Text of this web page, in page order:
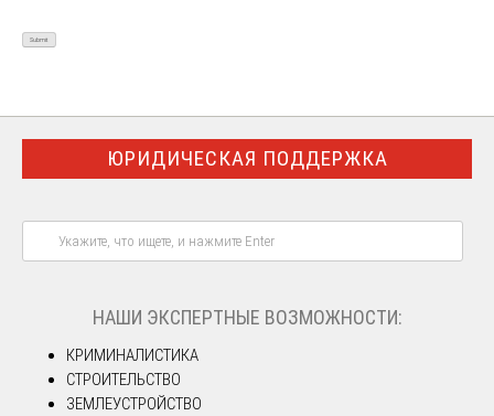
ЮРИДИЧЕСКАЯ ПОДДЕРЖКА
НАШИ ЭКСПЕРТНЫЕ ВОЗМОЖНОСТИ:
КРИМИНАЛИСТИКА
СТРОИТЕЛЬСТВО
ЗЕМЛЕУСТРОЙСТВО